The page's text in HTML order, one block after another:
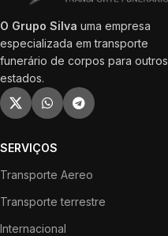
O Grupo Silva uma empresa
especializada em transporte
funerário de corpos para outros
estados.
SERVIÇOS
Transporte Aereo
Transporte terrestre
Internacional